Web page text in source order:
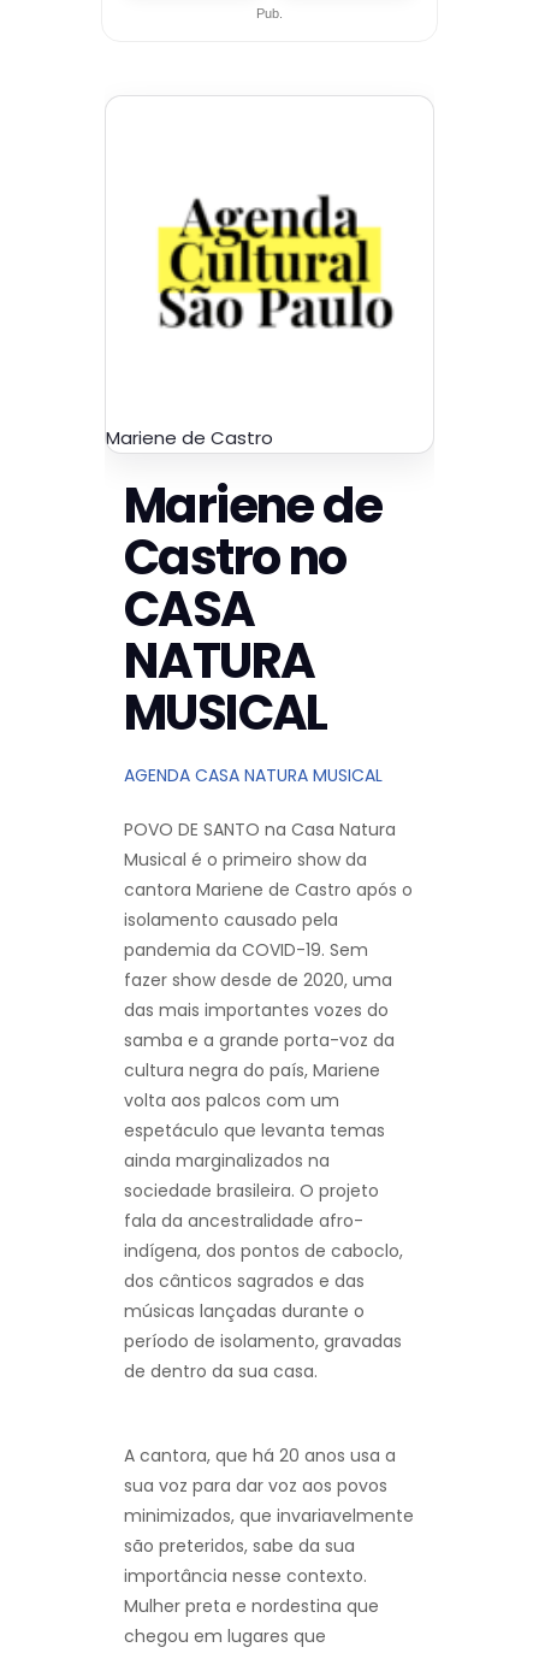
Pub.
Mariene de Castro
Mariene de
Castro no
CASA
NATURA
MUSICAL
AGENDA CASA NATURA MUSICAL
POVO DE SANTO na Casa Natura
Musical é o primeiro show da
cantora Mariene de Castro após o
isolamento causado pela
pandemia da COVID-19. Sem
fazer show desde de 2020, uma
das mais importantes vozes do
samba e a grande porta-voz da
cultura negra do país, Mariene
volta aos palcos com um
espetáculo que levanta temas
ainda marginalizados na
sociedade brasileira. O projeto
fala da ancestralidade afro-
indígena, dos pontos de caboclo,
dos cânticos sagrados e das
músicas lançadas durante o
período de isolamento, gravadas
de dentro da sua casa.
A cantora, que há 20 anos usa a
sua voz para dar voz aos povos
minimizados, que invariavelmente
são preteridos, sabe da sua
importância nesse contexto.
Mulher preta e nordestina que
chegou em lugares que